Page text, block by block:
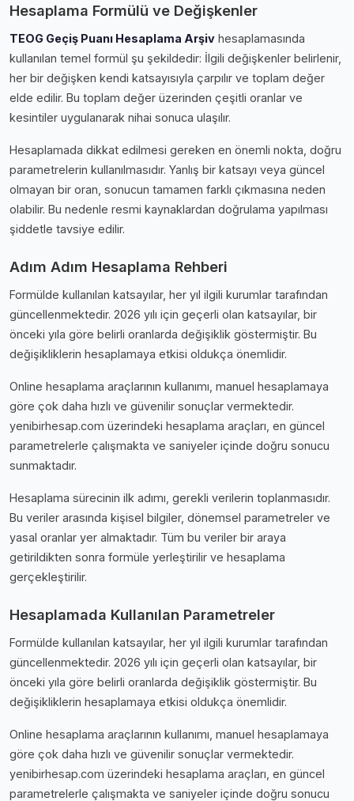
Hesaplama Formülü ve Değişkenler
TEOG Geçiş Puanı Hesaplama Arşiv hesaplamasında
kullanılan temel formül şu şekildedir: İlgili değişkenler belirlenir,
her bir değişken kendi katsayısıyla çarpılır ve toplam değer
elde edilir. Bu toplam değer üzerinden çeşitli oranlar ve
kesintiler uygulanarak nihai sonuca ulaşılır.
Hesaplamada dikkat edilmesi gereken en önemli nokta, doğru
parametrelerin kullanılmasıdır. Yanlış bir katsayı veya güncel
olmayan bir oran, sonucun tamamen farklı çıkmasına neden
olabilir. Bu nedenle resmi kaynaklardan doğrulama yapılması
şiddetle tavsiye edilir.
Adım Adım Hesaplama Rehberi
Formülde kullanılan katsayılar, her yıl ilgili kurumlar tarafından
güncellenmektedir. 2026 yılı için geçerli olan katsayılar, bir
önceki yıla göre belirli oranlarda değişiklik göstermiştir. Bu
değişikliklerin hesaplamaya etkisi oldukça önemlidir.
Online hesaplama araçlarının kullanımı, manuel hesaplamaya
göre çok daha hızlı ve güvenilir sonuçlar vermektedir.
yenibirhesap.com üzerindeki hesaplama araçları, en güncel
parametrelerle çalışmakta ve saniyeler içinde doğru sonucu
sunmaktadır.
Hesaplama sürecinin ilk adımı, gerekli verilerin toplanmasıdır.
Bu veriler arasında kişisel bilgiler, dönemsel parametreler ve
yasal oranlar yer almaktadır. Tüm bu veriler bir araya
getirildikten sonra formüle yerleştirilir ve hesaplama
gerçekleştirilir.
Hesaplamada Kullanılan Parametreler
Formülde kullanılan katsayılar, her yıl ilgili kurumlar tarafından
güncellenmektedir. 2026 yılı için geçerli olan katsayılar, bir
önceki yıla göre belirli oranlarda değişiklik göstermiştir. Bu
değişikliklerin hesaplamaya etkisi oldukça önemlidir.
Online hesaplama araçlarının kullanımı, manuel hesaplamaya
göre çok daha hızlı ve güvenilir sonuçlar vermektedir.
yenibirhesap.com üzerindeki hesaplama araçları, en güncel
parametrelerle çalışmakta ve saniyeler içinde doğru sonucu